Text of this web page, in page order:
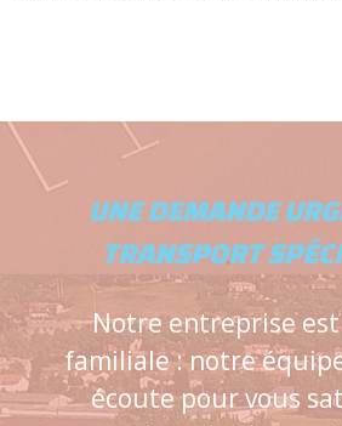
UNE DEMANDE
TRANSPORT
Notre entreprise est
familiale : notre
écoute pour vous